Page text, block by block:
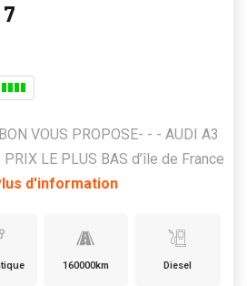
VOUS PROPOSE- - - AUDI A3
LE PLUS BAS d’île de France
d'information
160000km Diesel